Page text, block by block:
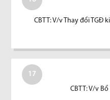
CBTT: V/v Thay đổi TGĐ
17
CBTT: V/v